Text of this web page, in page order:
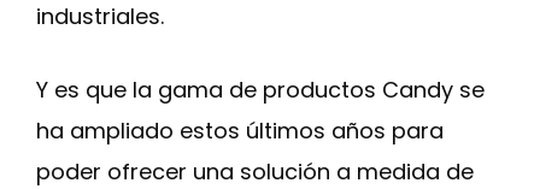
industriales.
Y es que la gama de productos Candy se
ha ampliado estos últimos años para
poder ofrecer una solución a medida de